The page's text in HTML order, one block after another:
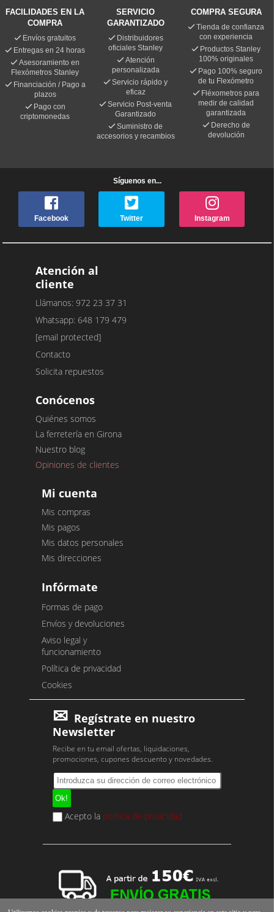
FACILIDADES EN LA
COMPRA
Envíos gratuitos
Entregas en 24 horas
Asesoramiento en
Flexómetros Stanley
Financiación / Pago a
plazos
Pago con
criptomonedas
SERVICIO
GARANTIZADO
Distribuidores
oficiales Stanley
Atención
personalizada
Servicio rápido y
eficaz
Servicio Post-venta
Garantizado
Suministro de
accesorios y recambios
COMPRA SEGURA
Tienda de confianza
con experiencia
Productos Stanley
100% originales
Pago 100% seguro
de tu Flexómetro
Fléxometros para
medir de calidad
garantizada
Derecho de
devolución
Síguenos en...
Facebook Twitter Instagram
Atención al
cliente
Llámanos: 972 23 37 31
Whatsapp: 648 179 479
[email protected]
Contacto
Solicita repuestos
Conócenos
Quiénes somos
La ferretería en Girona
Nuestro blog
Opiniones de clientes
Mi cuenta
Mis compras
Mis pagos
Mis datos personales
Mis direcciones
Infórmate
Formas de pago
Envíos y devoluciones
Aviso legal y
funcionamiento
Política de privacidad
Cookies
Regístrate en nuestro
Newsletter
Recibe en tu email ofertas, liquidaciones,
promociones, cupones descuento y novedades.
Acepto la política de privacidad